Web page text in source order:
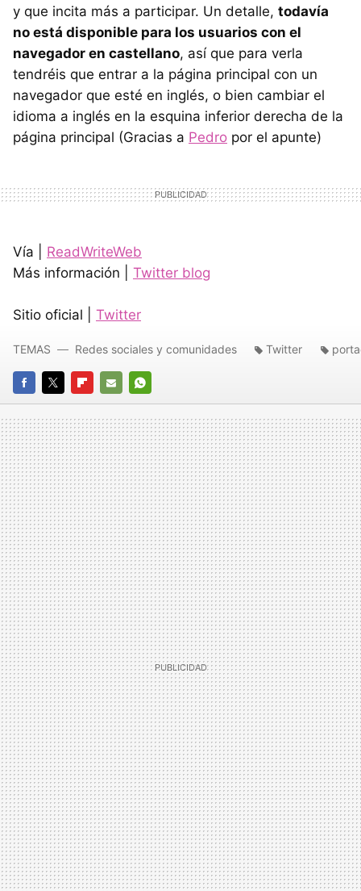
y que incita más a participar. Un detalle, todavía
no está disponible para los usuarios con el
navegador en castellano, así que para verla
tendréis que entrar a la página principal con un
navegador que esté en inglés, o bien cambiar el
idioma a inglés en la esquina inferior derecha de la
página principal (Gracias a Pedro por el apunte)
Vía | ReadWriteWeb
Más información | Twitter blog
Sitio oficial | Twitter
FACEBOOK
TWITTERFLIPBOARD
E-
MAIL
WHATSAPP
TEMAS Redes sociales y comunidades Twitter